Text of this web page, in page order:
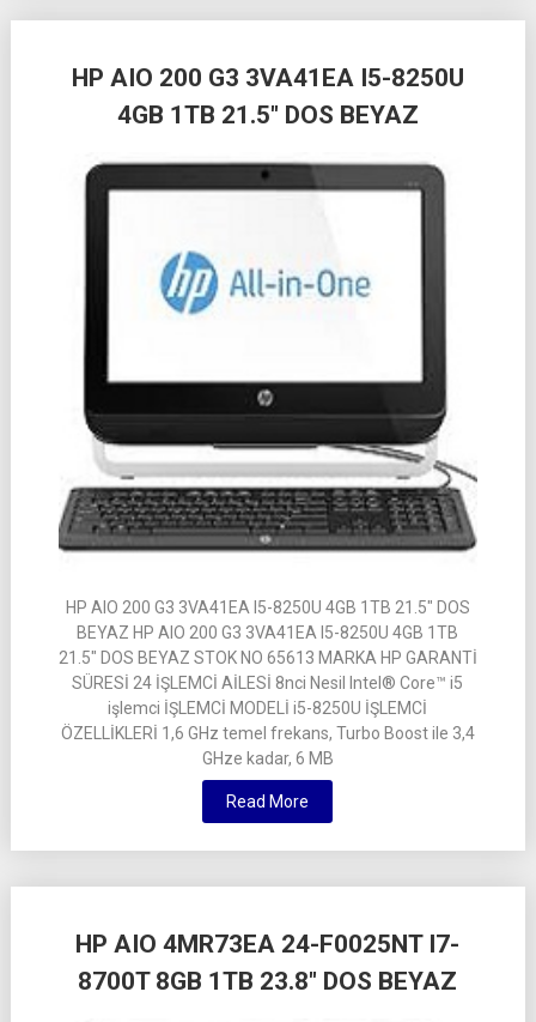
HP AIO 200 G3 3VA41EA I5-8250U
4GB 1TB 21.5″ DOS BEYAZ
HP AIO 200 G3 3VA41EA I5-8250U 4GB 1TB 21.5″ DOS
BEYAZ HP AIO 200 G3 3VA41EA I5-8250U 4GB 1TB
21.5″ DOS BEYAZ STOK NO 65613 MARKA HP GARANTİ
SÜRESİ 24 İŞLEMCİ AİLESİ 8nci Nesil Intel® Core™ i5
işlemci İŞLEMCİ MODELİ i5-8250U İŞLEMCİ
ÖZELLİKLERİ 1,6 GHz temel frekans, Turbo Boost ile 3,4
GHze kadar, 6 MB
Read More
HP AIO 4MR73EA 24-F0025NT I7-
8700T 8GB 1TB 23.8″ DOS BEYAZ